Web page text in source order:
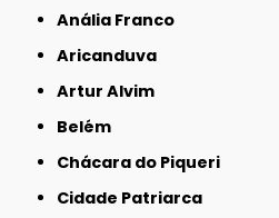
Anália Franco
Aricanduva
Artur Alvim
Belém
Chácara do Piqueri
Cidade Patriarca